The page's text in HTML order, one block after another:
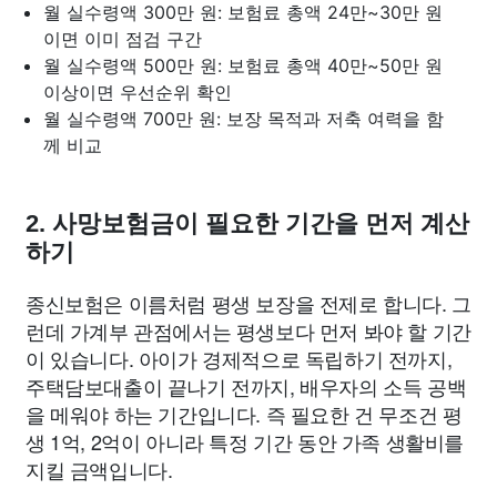
월 실수령액 300만 원: 보험료 총액 24만~30만 원
이면 이미 점검 구간
월 실수령액 500만 원: 보험료 총액 40만~50만 원
이상이면 우선순위 확인
월 실수령액 700만 원: 보장 목적과 저축 여력을 함
께 비교
2. 사망보험금이 필요한 기간을 먼저 계산
하기
종신보험은 이름처럼 평생 보장을 전제로 합니다. 그
런데 가계부 관점에서는 평생보다 먼저 봐야 할 기간
이 있습니다. 아이가 경제적으로 독립하기 전까지,
주택담보대출이 끝나기 전까지, 배우자의 소득 공백
을 메워야 하는 기간입니다. 즉 필요한 건 무조건 평
생 1억, 2억이 아니라 특정 기간 동안 가족 생활비를
지킬 금액입니다.